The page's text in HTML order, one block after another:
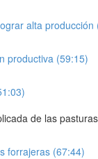
alta producción
productiva (59:15)
de las
forrajeras (67:44)